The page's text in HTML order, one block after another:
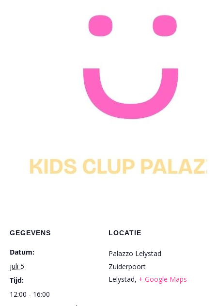
GEGEVENS
Datum:
juli 5
Tijd:
12:00 - 16:00
LOCATIE
Palazzo Lelystad
Zuiderpoort
Lelystad, + Google Maps